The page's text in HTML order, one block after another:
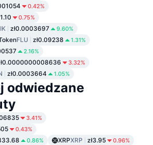
0.42%
0.75%
zł0.0003697 9.60%
FLU zł0.09238 1.31%
2.16%
3.32%
zł0.0003664 1.05%
odwiedzane
3.41%
0.43%
0.86% XRPXRP zł3.95 0.96%